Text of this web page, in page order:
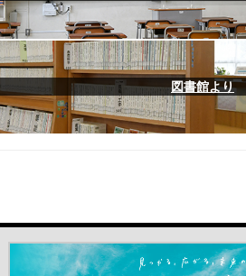
図書館より
＃だから都立高（別ウインドウが開